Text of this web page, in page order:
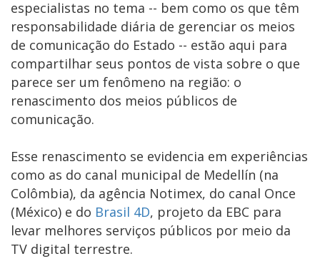
especialistas no tema -- bem como os que têm
responsabilidade diária de gerenciar os meios
de comunicação do Estado -- estão aqui para
compartilhar seus pontos de vista sobre o que
parece ser um fenômeno na região: o
renascimento dos meios públicos de
comunicação.
Esse renascimento se evidencia em experiências
como as do canal municipal de Medellín (na
Colômbia), da agência Notimex, do canal Once
(México) e do Brasil 4D, projeto da EBC para
levar melhores serviços públicos por meio da
TV digital terrestre.